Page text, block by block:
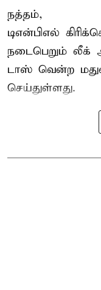
நத்தம்,
டிஎன்பிஎல்
நடைபெறும் லீக்
டாஸ் வென்ற
செய்துள்ளது.